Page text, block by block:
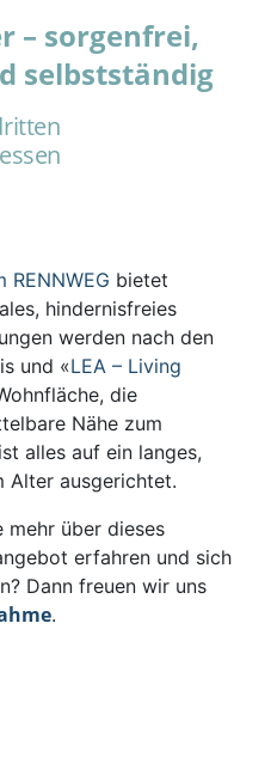
– sorgenfrei,
selbstständig
RENNWEG bietet
hindernisfreies
werden nach den
und «LEA – Living
die
Nähe zum
alles auf ein langes,
Alter ausgerichtet.
mehr über dieses
erfahren und sich
Dann freuen wir uns
.